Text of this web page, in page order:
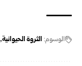
الوسوم: الثروة الحيوانية